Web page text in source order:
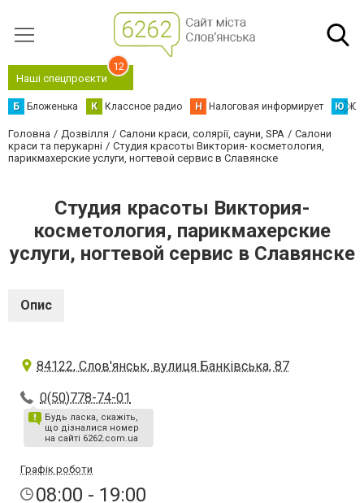
Наші спецпроєкти
12
Б Бложенька К Классное радио Н Налоговая информирует Ю
Головна Дозвілля Салони краси, солярії, сауни, SPA
Салони
краси та перукарні
Студия красоты Виктория- косметология,
парикмахерские услуги, ногтевой сервис в Славянске
Студия красоты Виктория-
косметология, парикмахерские
услуги, ногтевой сервис в Славянске
Опис
84122, Слов'янськ, вулиця Банківська, 87
0(50)778-74-01
Будь ласка, скажіть,
що дізналися номер
на сайті 6262.com.ua
Графік роботи
08:00 - 19:00